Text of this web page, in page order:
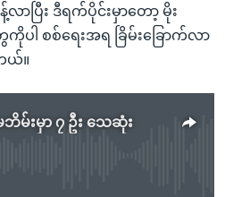
ာပြီး ဒီရက်ပိုင်းမှာတော့ မိုး
ကိုပါ စစ်ရေးအရ ခြိမ်းခြောက်လာ
ယ်။
ဘိမ်းမှာ ၇ ဦး သေဆုံး
currently available